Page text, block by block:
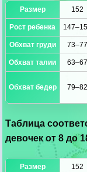
Размер 152
Рост ребенка
Обхват груди 73–77
Обхват талии 63–67
Обхват бедер 79–82
Таблица
девочек от 8 до
Размер 152